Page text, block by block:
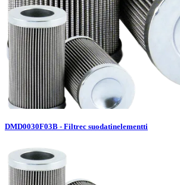
DMD0030F03B - Filtrec suodatinelementti